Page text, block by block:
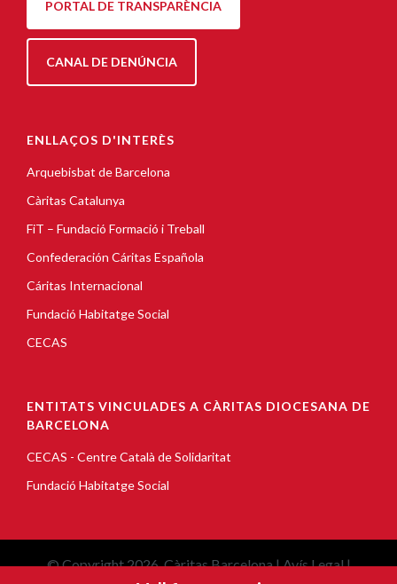
PORTAL DE TRANSPARÈNCIA
CANAL DE DENÚNCIA
ENLLAÇOS D'INTERÈS
Arquebisbat de Barcelona
Càritas Catalunya
FiT – Fundació Formació i Treball
Confederación Cáritas Española
Cáritas Internacional
Fundació Habitatge Social
CECAS
ENTITATS VINCULADES A CÀRITAS DIOCESANA DE
BARCELONA
CECAS - Centre Català de Solidaritat
Fundació Habitatge Social
© Copyright 2026, Càritas Barcelona |Avís Legal|